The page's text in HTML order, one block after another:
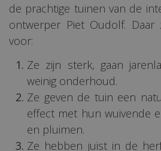
de prachtige tuinen van de
ontwerper Piet Oudolf. Daar
voor:
Ze zijn sterk, gaan
weinig onderhoud.
Ze geven de tuin een
effect met hun wuivende
en pluimen.
Ze hebben juist in de